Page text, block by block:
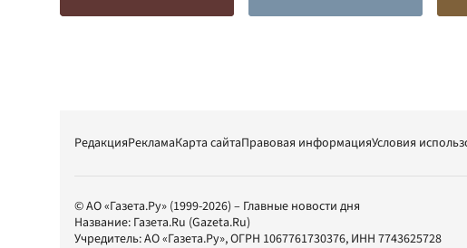
РедакцияРекламаКарта сайтаПравовая информацияУсловия
© АО «Газета.Ру» (1999-2026) – Главные новости дня
Название: Газета.Ru (Gazeta.Ru)
Учредитель:АО «Газета.Ру», ОГРН 1067761730376, ИНН 7743625728